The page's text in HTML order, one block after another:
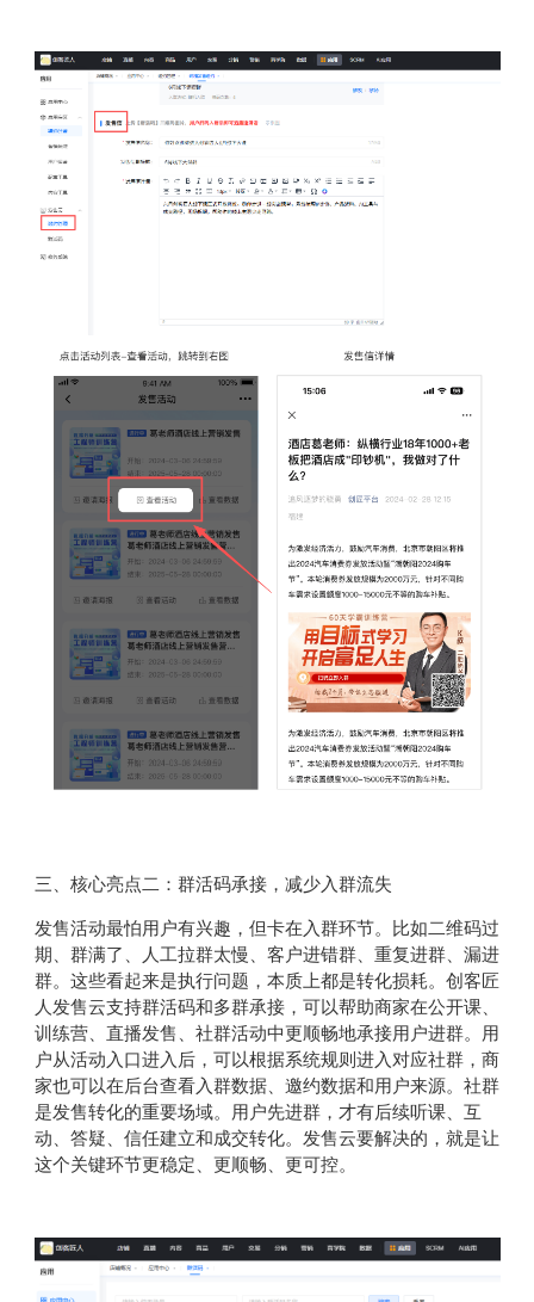
三、核心亮点二：群活码承接，减少入群流失
发售活动最怕用户有兴趣，但卡在入群环节。比如二维码过
期、群满了、人工拉群太慢、客户进错群、重复进群、漏进
群。这些看起来是执行问题，本质上都是转化损耗。创客匠
人发售云支持群活码和多群承接，可以帮助商家在公开课、
训练营、直播发售、社群活动中更顺畅地承接用户进群。用
户从活动入口进入后，可以根据系统规则进入对应社群，商
家也可以在后台查看入群数据、邀约数据和用户来源。社群
是发售转化的重要场域。用户先进群，才有后续听课、互
动、答疑、信任建立和成交转化。发售云要解决的，就是让
这个关键环节更稳定、更顺畅、更可控。